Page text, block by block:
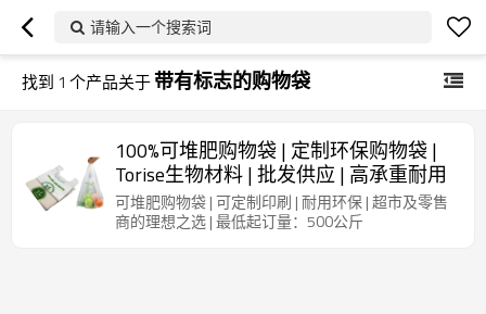
请输入一个搜索词
找到 1 个产品关于带有标志的购物袋
100%可堆肥购物袋 | 定制环保购物袋 |
Torise生物材料 | 批发供应 | 高承重耐用
可堆肥购物袋 | 可定制印刷 | 耐用环保 | 超市及零售
商的理想之选 | 最低起订量：500公斤